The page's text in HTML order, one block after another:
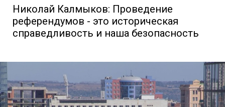
Николай Калмыков: Проведение
референдумов - это историческая
справедливость и наша безопасность